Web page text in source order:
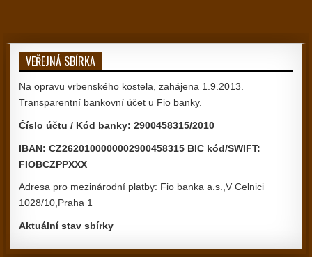
VEŘEJNÁ SBÍRKA
Na opravu vrbenského kostela, zahájena 1.9.2013.
Transparentní bankovní účet u Fio banky.
Číslo účtu / Kód banky: 2900458315/2010
IBAN: CZ2620100000002900458315 BIC kód/SWIFT:
FIOBCZPPXXX
Adresa pro mezinárodní platby: Fio banka a.s.,V Celnici
1028/10,Praha 1
Aktuální stav sbírky